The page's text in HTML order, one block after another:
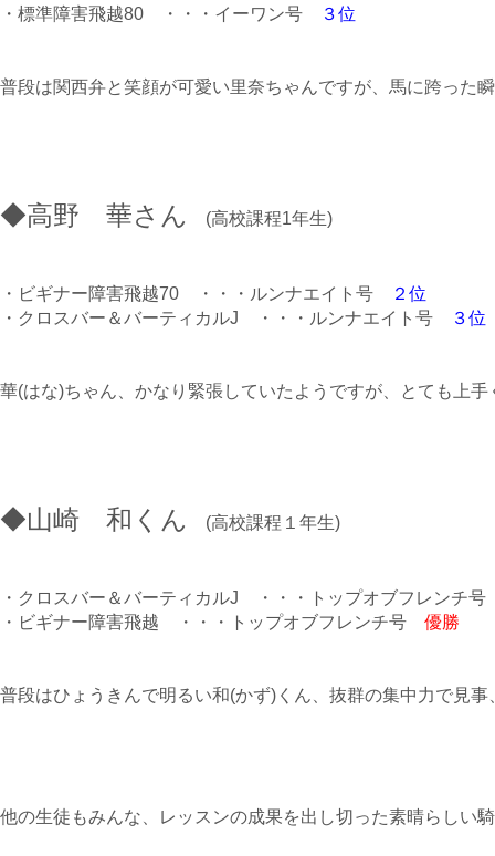
・標準障害飛越80 ・・・イーワン号
３位
普段は関西弁と笑顔が可愛い里奈ちゃんですが、馬に跨った
◆高野 華さん (高校課程1年生)
・ビギナー障害飛越70 ・・・ルンナエイト号
２位
・クロスバー＆バーティカルJ ・・・ルンナエイト号
３位
華(はな)ちゃん、かなり緊張していたようですが、とても上
◆山崎 和くん (高校課程１年生)
・クロスバー＆バーティカルJ ・・・トップオブフレンチ
・ビギナー障害飛越 ・・・トップオブフレンチ号 優勝
普段はひょうきんで明るい和(かず)くん、抜群の集中力で見
他の生徒もみんな、レッスンの成果を出し切った素晴らしい